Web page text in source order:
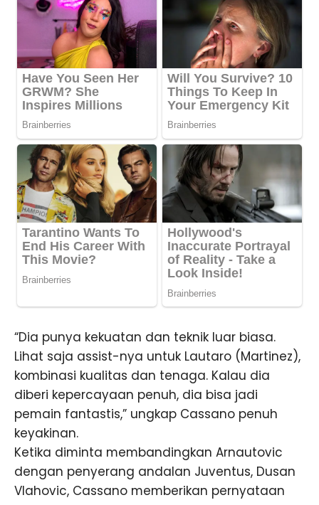
“Dia punya kekuatan dan teknik luar biasa.
Lihat saja assist-nya untuk Lautaro (Martinez),
kombinasi kualitas dan tenaga. Kalau dia
diberi kepercayaan penuh, dia bisa jadi
pemain fantastis,” ungkap Cassano penuh
keyakinan.
Ketika diminta membandingkan Arnautovic
dengan penyerang andalan Juventus, Dusan
Vlahovic, Cassano memberikan pernyataan